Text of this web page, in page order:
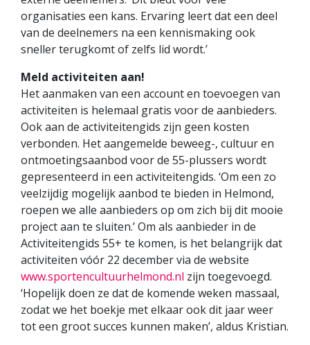
organisaties een kans. Ervaring leert dat een deel
van de deelnemers na een kennismaking ook
sneller terugkomt of zelfs lid wordt.’
Meld activiteiten aan!
Het aanmaken van een account en toevoegen van
activiteiten is helemaal gratis voor de aanbieders.
Ook aan de activiteitengids zijn geen kosten
verbonden. Het aangemelde beweeg-, cultuur en
ontmoetingsaanbod voor de 55-plussers wordt
gepresenteerd in een activiteitengids. ‘Om een zo
veelzijdig mogelijk aanbod te bieden in Helmond,
roepen we alle aanbieders op om zich bij dit mooie
project aan te sluiten.’ Om als aanbieder in de
Activiteitengids 55+ te komen, is het belangrijk dat
activiteiten vóór 22 december via de website
www.sportencultuurhelmond.nl zijn toegevoegd.
‘Hopelijk doen ze dat de komende weken massaal,
zodat we het boekje met elkaar ook dit jaar weer
tot een groot succes kunnen maken’, aldus Kristian.